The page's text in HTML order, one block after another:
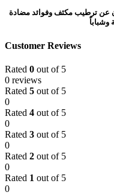
عن ترطيب مكثف وفوائد مضادة
Customer Reviews
Rated 0 out of 5
0 reviews
Rated 5 out of 5
0
Rated 4 out of 5
0
Rated 3 out of 5
0
Rated 2 out of 5
0
Rated 1 out of 5
0